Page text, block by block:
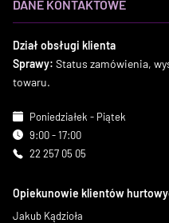
DANE KONTAKTOWE
Dział obsługi klienta
Sprawy: Status zamówienia,
towaru.
Poniedziałek - Piątek
9:00 - 17:00
22 257 05 05
Opiekunowie klientów
Jakub Kądzioła